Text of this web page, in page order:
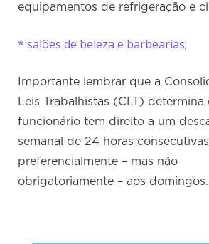
equipamentos de refrigeração e
* salões de beleza e barbearias;
Importante lembrar que a
Leis Trabalhistas (CLT)
funcionário tem direito a um
semanal de 24 horas
preferencialmente – mas não
obrigatoriamente – aos domingos.